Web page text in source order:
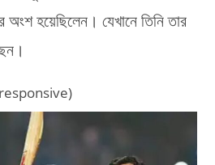
অংশ হয়েছিলেন। যেখানে তিনি তার